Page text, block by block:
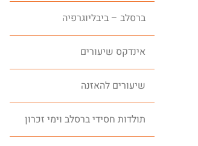
ברסלב – ביבליוגרפיה
אינדקס שיעורים
שיעורים להאזנה
תולדות חסידי ברסלב וימי זכרון